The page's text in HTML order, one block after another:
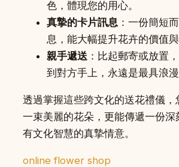
色，體現您的用心。
真摯的卡片訊息 ：一份簡短
息，能大幅提升花卉的價值與
親手遞送 ：比起郵寄或放置
到對方手上，永遠是最具浪漫
透過掌握這些跨文化的送花禮儀，
一束美麗的花朵，更能傳遞一份深
有文化智慧的真摯情意。
online flower shop